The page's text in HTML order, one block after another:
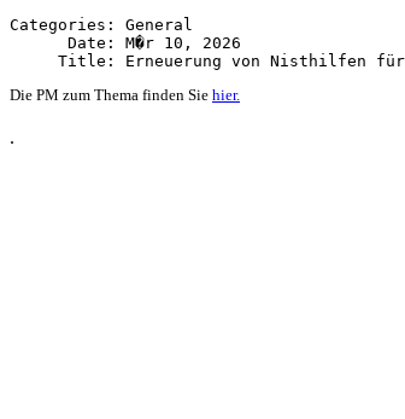
Categories: General
      Date: M�r 10, 2026
Die PM zum Thema finden Sie hier.
.